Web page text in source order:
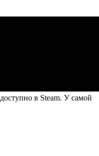
доступно в Steam. У самой